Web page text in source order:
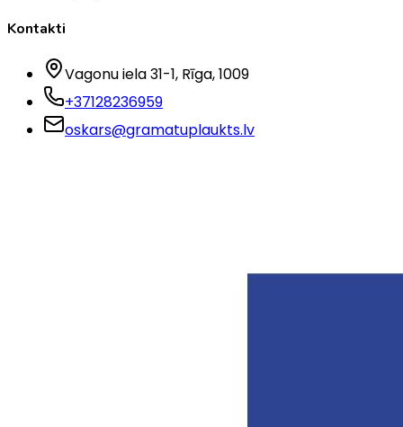
Kontakti
Vagonu iela 31-1, Rīga, 1009
+37128236959
oskars@gramatuplaukts.lv